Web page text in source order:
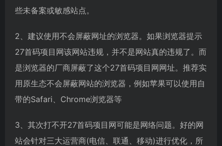
些未备案或敏感站点。
2、建议使用不会屏蔽网址的浏览器。如果浏览器提示
27首码项目网该网站违规，并不是网站真的违规了。而
是浏览器的厂商屏蔽了这个27首码项目网网址。推荐实
用原生态不会屏蔽网站的浏览器，例如苹果可以使用自
带的Safari、Chrome浏览器等
3、其次打不开27首码项目网可能是网络问题。好的网
站会针对三大运营商(电信、联通、移动)进行优化，所